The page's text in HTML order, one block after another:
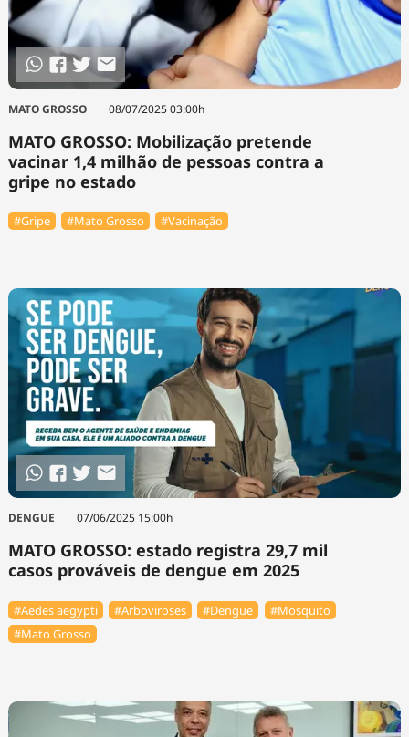
MATO GROSSO 08/07/2025 03:00h
MATO GROSSO: Mobilização pretende
vacinar 1,4 milhão de pessoas contra a
gripe no estado
#Gripe #Mato Grosso #Vacinação
DENGUE 07/06/2025 15:00h
MATO GROSSO: estado registra 29,7 mil
casos prováveis de dengue em 2025
#Aedes aegypti #Arboviroses #Dengue
#Mosquito
#Mato Grosso